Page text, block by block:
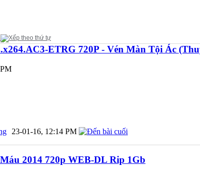
ETRG 720P - Vén Màn Tội Ác
23-01-16, 12:14 PM
2014 720p WEB-DL Rip 1Gb